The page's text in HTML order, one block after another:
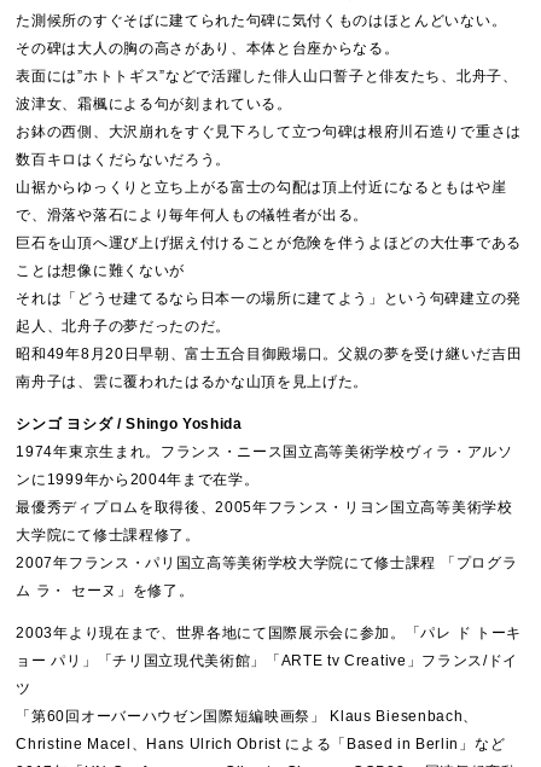
た測候所のすぐそばに建てられた句碑に気付くものはほとんどいない。
その碑は大人の胸の高さがあり、本体と台座からなる。
表面には”ホトトギス”などで活躍した俳人山口誓子と俳友たち、北舟子、
波津女、霜楓による句が刻まれている。
お鉢の西側、大沢崩れをすぐ見下ろして立つ句碑は根府川石造りで重さは
数百キロはくだらないだろう。
山裾からゆっくりと立ち上がる富士の勾配は頂上付近になるともはや崖
で、滑落や落石により毎年何人もの犠牲者が出る。
巨石を山頂へ運び上げ据え付けることが危険を伴うよほどの大仕事である
ことは想像に難くないが
それは「どうせ建てるなら日本一の場所に建てよう」という句碑建立の発
起人、北舟子の夢だったのだ。
昭和49年8月20日早朝、富士五合目御殿場口。父親の夢を受け継いだ吉田
南舟子は、雲に覆われたはるかな山頂を見上げた。
シンゴ ヨシダ / Shingo Yoshida
1974年東京生まれ。フランス・ニース国立高等美術学校ヴィラ・アルソ
ンに1999年から2004年まで在学。
最優秀ディプロムを取得後、2005年フランス・リヨン国立高等美術学校
大学院にて修士課程修了。
2007年フランス・パリ国立高等美術学校大学院にて修士課程 「プログラ
ム ラ・ セーヌ」を修了。
2003年より現在まで、世界各地にて国際展示会に参加。「パレ ド トーキ
ョー パリ」「チリ国立現代美術館」「ARTE tv Creative」フランス/ドイ
ツ
「第60回オーバーハウゼン国際短編映画祭」 Klaus Biesenbach、
Christine Macel、Hans Ulrich Obrist による「Based in Berlin」など